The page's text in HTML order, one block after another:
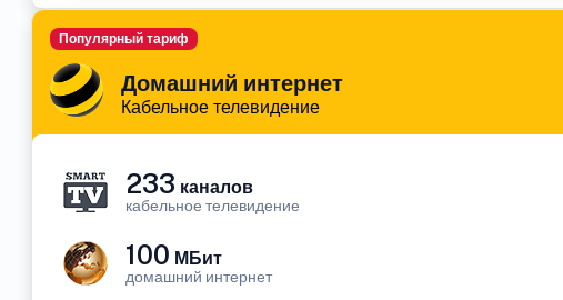
Домашний интернет
Кабельное телевидение
Популярный тариф
233 каналов
кабельное телевидение
100 МБит
домашний интернет